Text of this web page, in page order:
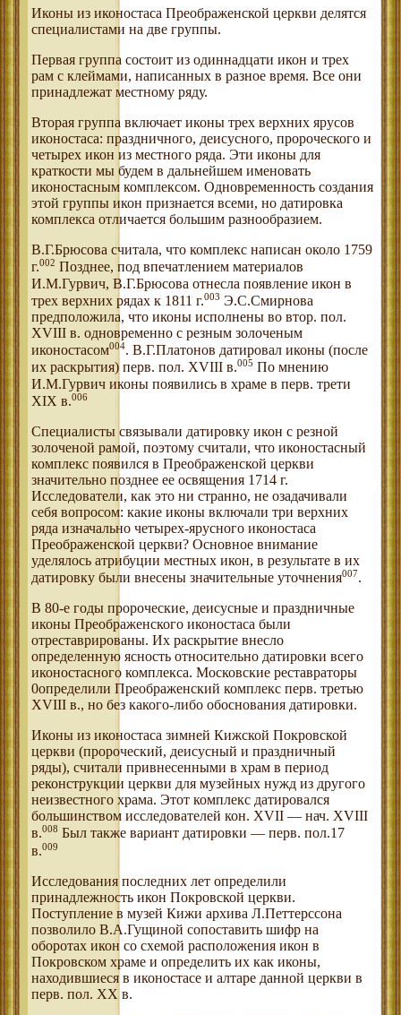
Иконы из иконостаса Преображенской церкви делятся
специалистами на две группы.
Первая группа состоит из одиннадцати икон и трех
рам с клеймами, написанных в разное время. Все они
принадлежат местному ряду.
Вторая группа включает иконы трех верхних ярусов
иконостаса: праздничного, деисусного, пророческого и
четырех икон из местного ряда. Эти иконы для
краткости мы будем в дальнейшем именовать
иконостасным комплексом. Одновременность создания
этой группы икон признается всеми, но датировка
комплекса отличается большим разнообразием.
В.Г.Брюсова считала, что комплекс написан около 1759
г.002 Позднее, под впечатлением материалов
И.М.Гурвич, В.Г.Брюсова отнесла появление икон в
трех верхних рядах к 1811 г.003 Э.С.Смирнова
предположила, что иконы исполнены во втор. пол.
XVIII в. одновременно с резным золоченым
иконостасом004. В.Г.Платонов датировал иконы (после
их раскрытия) перв. пол. XVIII в.005 По мнению
И.М.Гурвич иконы появились в храме в перв. трети
XIX в.006
Специалисты связывали датировку икон с резной
золоченой рамой, поэтому считали, что иконостасный
комплекс появился в Преображенской церкви
значительно позднее ее освящения 1714 г.
Исследователи, как это ни странно, не озадачивали
себя вопросом: какие иконы включали три верхних
ряда изначально четырех-ярусного иконостаса
Преображенской церкви? Основное внимание
уделялось атрибуции местных икон, в результате в их
датировку были внесены значительные уточнения007.
В 80-е годы пророческие, деисусные и праздничные
иконы Преображенского иконостаса были
отреставрированы. Их раскрытие внесло
определенную ясность относительно датировки всего
иконостасного комплекса. Московские реставраторы
0определили Преображенский комплекс перв. третью
XVIII в., но без какого-либо обоснования датировки.
Иконы из иконостаса зимней Кижской Покровской
церкви (пророческий, деисусный и праздничный
ряды), считали привнесенными в храм в период
реконструкции церкви для музейных нужд из другого
неизвестного храма. Этот комплекс датировался
большинством исследователей кон. XVII — нач. XVIII
в.008 Был также вариант датировки — перв. пол.17
в.009
Исследования последних лет определили
принадлежность икон Покровской церкви.
Поступление в музей Кижи архива Л.Петтерссона
позволило В.А.Гущиной сопоставить шифр на
оборотах икон со схемой расположения икон в
Покровском храме и определить их как иконы,
находившиеся в иконостасе и алтаре данной церкви в
перв. пол. XX в.